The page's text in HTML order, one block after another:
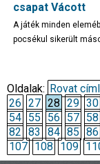
csapat Vácott
A játék minden
pocsékul sikerült
Oldalak: Rovat
26 27 28 29 30
54 55 56 57 58
82 83 84 85 86
107 108 109